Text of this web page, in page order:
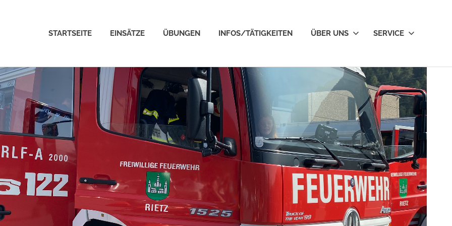
STARTSEITE EINSÄTZE ÜBUNGEN INFOS/TÄTIGKEITEN ÜBER UNS SERVICE